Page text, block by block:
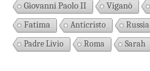
Giovanni Paolo II
Viganò
Fatima
Anticristo Russia
Padre Livio
Roma Sarah